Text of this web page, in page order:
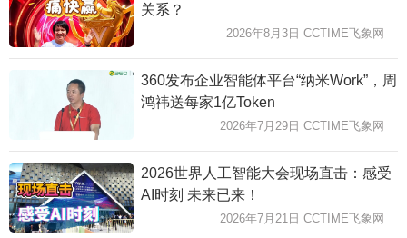
关系？
2026年8月3日 CCTIME飞象网
360发布企业智能体平台“纳米Work”，周
鸿祎送每家1亿Token
2026年7月29日 CCTIME飞象网
2026世界人工智能大会现场直击：感受
AI时刻 未来已来！
2026年7月21日 CCTIME飞象网